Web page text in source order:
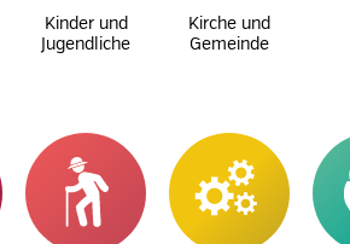
Kinder und
Jugendliche
Kirche und
Gemeinde